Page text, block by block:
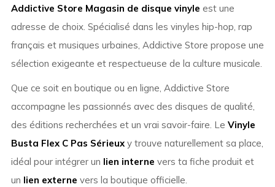
Addictive Store Magasin de disque vinyle est une
adresse de choix. Spécialisé dans les vinyles hip-hop, rap
français et musiques urbaines, Addictive Store propose une
sélection exigeante et respectueuse de la culture musicale.
Que ce soit en boutique ou en ligne, Addictive Store
accompagne les passionnés avec des disques de qualité,
des éditions recherchées et un vrai savoir-faire. Le Vinyle
Busta Flex C Pas Sérieuxy trouve naturellement sa place,
idéal pour intégrer un lien interne vers ta fiche produit et
un lien externe vers la boutique officielle.